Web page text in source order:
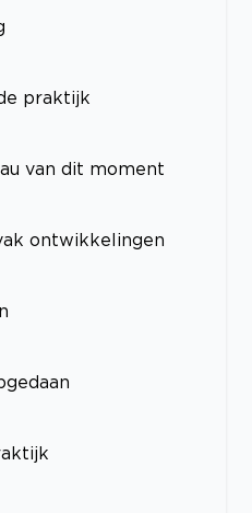
praktijk
van dit moment
ontwikkelingen